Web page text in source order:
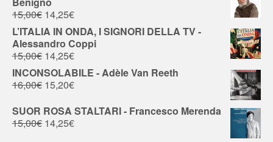
15,00€ 14,25€
L’ITALIA IN ONDA, I SIGNORI DELLA TV -
Alessandro Coppi
15,00€ 14,25€
INCONSOLABILE - Adèle Van Reeth
16,00€ 15,20€
SUOR ROSA STALTARI - Francesco Merenda
15,00€ 14,25€